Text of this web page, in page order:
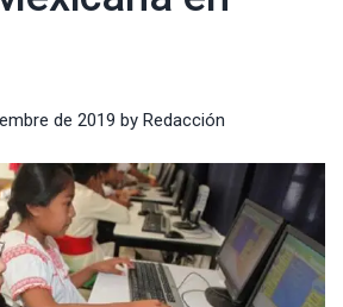
de 2019 by Redacción